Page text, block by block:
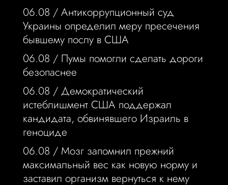
06.08 / Антикоррупционный суд
Украины определил меру пресечения
бывшему послу в США
06.08 / Пумы помогли сделать дороги
безопаснее
06.08 / Демократический
истеблишмент США поддержал
кандидата, обвинявшего Израиль в
геноциде
06.08 / Мозг запомнил прежний
максимальный вес как новую норму и
заставил организм вернуться к нему